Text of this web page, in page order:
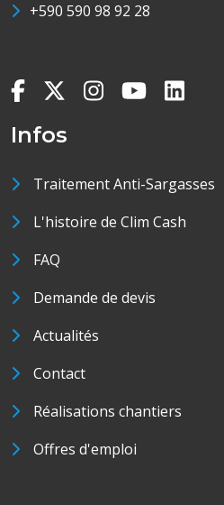
+590 590 98 92 28
Infos
Traitement Anti-Sargasses
L'histoire de Clim Cash
FAQ
Demande de devis
Actualités
Contact
Réalisations chantiers
Offres d'emploi